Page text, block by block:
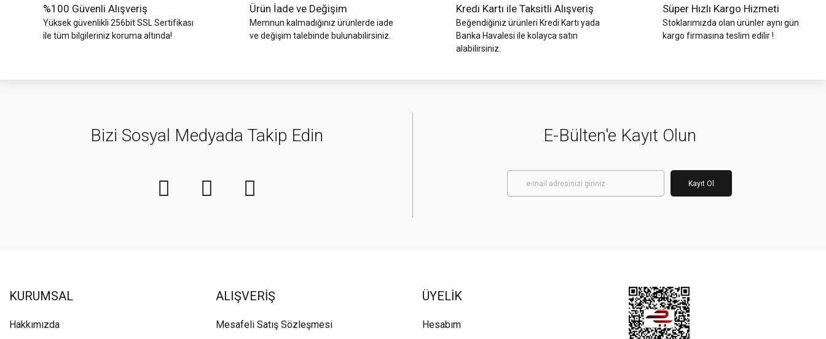
%100 Güvenli Alışveriş
Yüksek güvenlikli 256bit SSL Sertifikası
ile tüm bilgileriniz koruma altında!
Ürün İade ve Değişim
Memnun kalmadığınız ürünlerde iade
ve değişim talebinde bulunabilirsiniz.
Kredi Kartı ile Taksitli Alışveriş
Beğendiğiniz ürünleri Kredi Kartı yada
Banka Havalesi ile kolayca satın
alabilirsiniz.
Süper Hızlı Kargo Hizmeti
Stoklarımızda olan ürünler aynı gün
kargo firmasına teslim edilir !
Bizi Sosyal Medyada Takip Edin E-Bülten'e Kayıt Olun
Kayıt Ol
KURUMSAL
Hakkımızda
ALIŞVERİŞ
Mesafeli Satış Sözleşmesi
ÜYELİK
Hesabım